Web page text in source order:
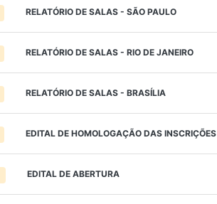
RELATÓRIO DE SALAS - SÃO PAULO
RELATÓRIO DE SALAS - RIO DE JANEIRO
RELATÓRIO DE SALAS - BRASÍLIA
EDITAL DE HOMOLOGAÇÃO DAS INSCRIÇÕES
EDITAL DE ABERTURA